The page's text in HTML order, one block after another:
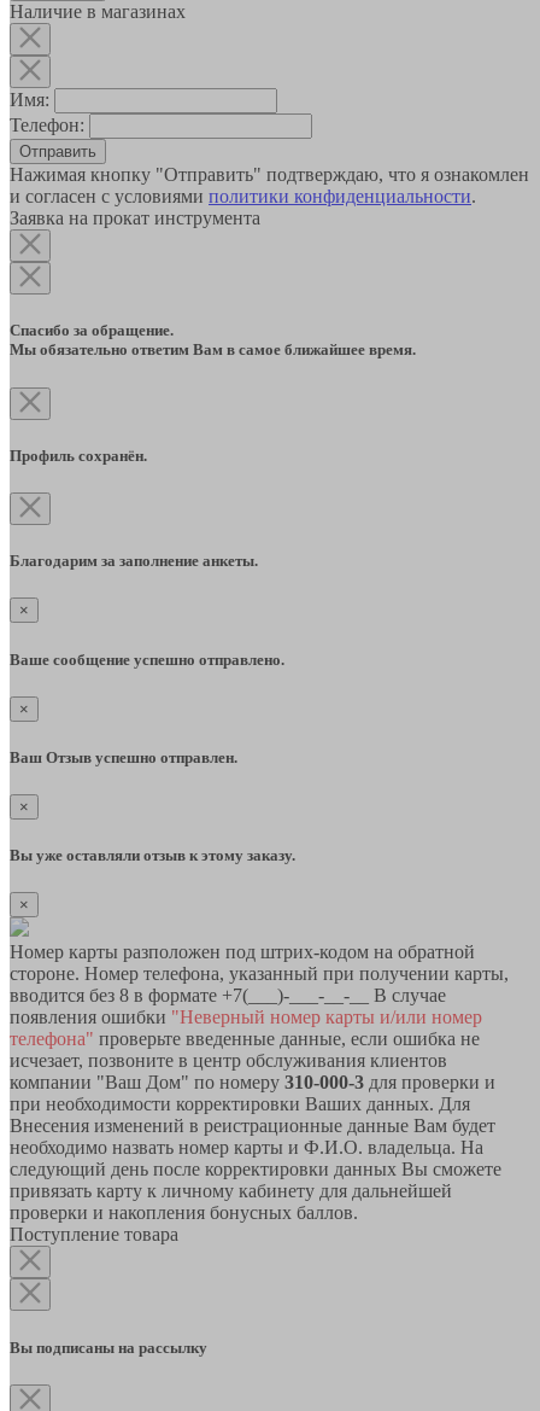
Наличие в магазинах
Имя:
Телефон:
Отправить
Нажимая кнопку "Отправить" подтверждаю, что я ознакомлен
и согласен с условиями политики конфиденциальности.
Заявка на прокат инструмента
Спасибо за обращение.
Мы обязательно ответим Вам в самое ближайшее время.
Профиль сохранён.
Благодарим за заполнение анкеты.
×
Ваше сообщение успешно отправлено.
×
Ваш Отзыв успешно отправлен.
×
Вы уже оставляли отзыв к этому заказу.
×
Номер карты разположен под штрих-кодом на обратной
стороне. Номер телефона, указанный при получении карты,
вводится без 8 в формате +7(___)-___-__-__ В случае
появления ошибки "Неверный номер карты и/или номер
телефона" проверьте введенные данные, если ошибка не
исчезает, позвоните в центр обслуживания клиентов
компании "Ваш Дом" по номеру 310-000-3 для проверки и
при необходимости корректировки Ваших данных. Для
Внесения изменений в реистрационные данные Вам будет
необходимо назвать номер карты и Ф.И.О. владельца. На
следующий день после корректировки данных Вы сможете
привязать карту к личному кабинету для дальнейшей
проверки и накопления бонусных баллов.
Поступление товара
Вы подписаны на рассылку